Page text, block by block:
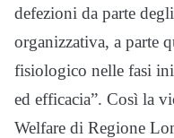
defezioni da parte
organizzativa, a parte
fisiologico nelle fasi
ed efficacia”. Così la
Welfare di Regione